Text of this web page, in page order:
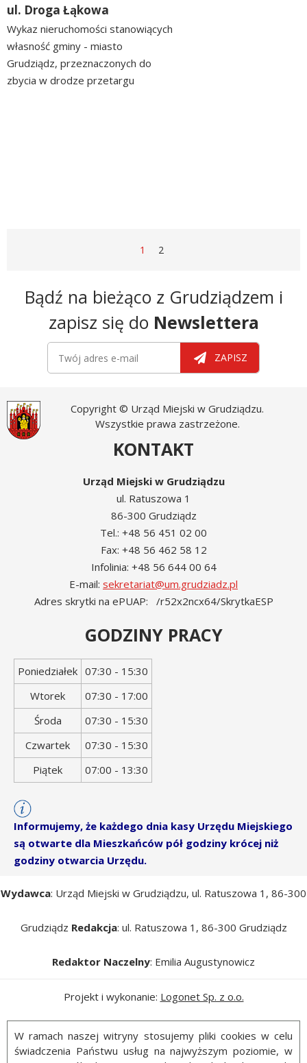
ul. Droga Łąkowa
Wykaz nieruchomości stanowiących
własność gminy - miasto
Grudziądz, przeznaczonych do
zbycia w drodze przetargu
STRONA
1 STRONA
2
Newsletter
Bądź na bieżąco z Grudziądzem i
zapisz się do Newslettera
ZAPISZ
Copyright © Urząd Miejski w Grudziądzu.
Wszystkie prawa zastrzeżone.
KONTAKT
Urząd Miejski w Grudziądzu
ul. Ratuszowa 1
86-300 Grudziądz
Tel.: +48 56 451 02 00
Fax: +48 56 462 58 12
Infolinia: +48 56 644 00 64
E-mail: sekretariat@um.grudziadz.pl
Adres skrytki na ePUAP: /r52x2ncx64/SkrytkaESP
GODZINY PRACY
Dzień
tygodnia
Godziny
otwarcia
Poniedziałek 07:30 - 15:30
Wtorek
07:30 - 17:00
Środa
07:30 - 15:30
Czwartek
07:30 - 15:30
Piątek
07:00 - 13:30
Informujemy, że każdego dnia kasy Urzędu Miejskiego
są otwarte dla Mieszkańców pół godziny krócej niż
godziny otwarcia Urzędu.
Wydawca: Urząd Miejski w Grudziądzu, ul. Ratuszowa 1, 86-300
Grudziądz Redakcja: ul. Ratuszowa 1, 86-300 Grudziądz
Redaktor Naczelny: Emilia Augustynowicz
Projekt i wykonanie: Logonet Sp. z o.o.
W ramach naszej witryny stosujemy pliki cookies w celu
świadczenia Państwu usług na najwyższym poziomie, w